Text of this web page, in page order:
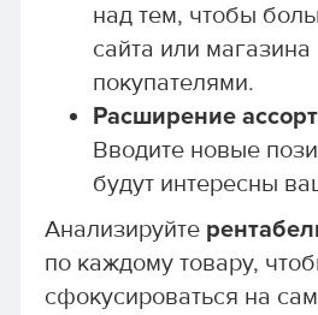
над тем, чтобы
сайта или магазина
покупателями.
Расширение
Вводите новые
будут интересны
Анализируйте
по каждому товару,
сфокусироваться на